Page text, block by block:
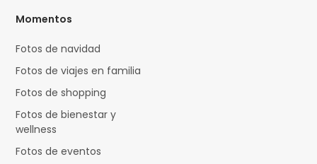
Momentos
Fotos de navidad
Fotos de viajes en familia
Fotos de shopping
Fotos de bienestar y
wellness
Fotos de eventos